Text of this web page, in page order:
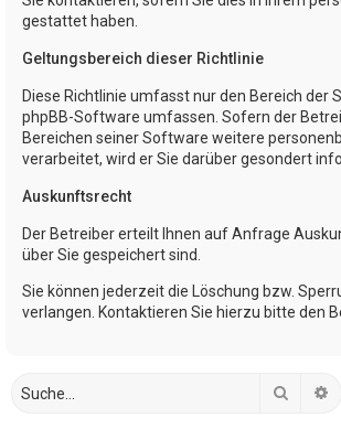
gestattet haben.
Geltungsbereich dieser Richtlinie
Diese Richtlinie umfasst nur den Bereich der
phpBB-Software umfassen. Sofern der
Bereichen seiner Software weitere
verarbeitet, wird er Sie darüber gesondert
Auskunftsrecht
Der Betreiber erteilt Ihnen auf Anfrage
über Sie gespeichert sind.
Sie können jederzeit die Löschung bzw.
verlangen. Kontaktieren Sie hierzu bitte den
Suche